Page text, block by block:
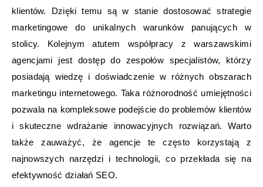
klientów. Dzięki temu są w stanie dostosować strategie
marketingowe do unikalnych warunków panujących w
stolicy. Kolejnym atutem współpracy z warszawskimi
agencjami jest dostęp do zespołów specjalistów, którzy
posiadają wiedzę i doświadczenie w różnych obszarach
marketingu internetowego. Taka różnorodność umiejętności
pozwala na kompleksowe podejście do problemów klientów
i skuteczne wdrażanie innowacyjnych rozwiązań. Warto
także zauważyć, że agencje te często korzystają z
najnowszych narzędzi i technologii, co przekłada się na
efektywność działań SEO.